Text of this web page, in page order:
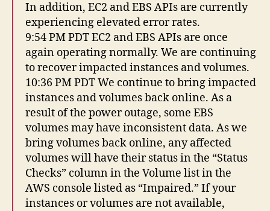
In addition, EC2 and EBS APIs are currently
experiencing elevated error rates.
9:54 PM PDT EC2 and EBS APIs are once
again operating normally. We are continuing
to recover impacted instances and volumes.
10:36 PM PDT We continue to bring impacted
instances and volumes back online. As a
result of the power outage, some EBS
volumes may have inconsistent data. As we
bring volumes back online, any affected
volumes will have their status in the “Status
Checks” column in the Volume list in the
AWS console listed as “Impaired.” If your
instances or volumes are not available,